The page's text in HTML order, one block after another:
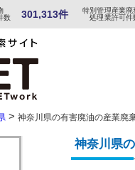
数
301,313件 特別管理産業廃
処理業許可件
> 神奈川県の有害廃油の産業廃
神奈川県